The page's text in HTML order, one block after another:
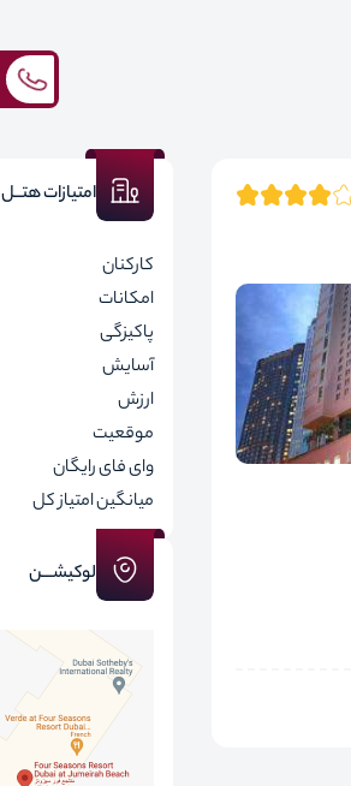
امتیازات هتــل
کارکنان
امکانات
پاکیزگی
آسایش
ارزش
موقعیت
وای فای رایگان
میانگین امتیاز کل
لوکیشـــن